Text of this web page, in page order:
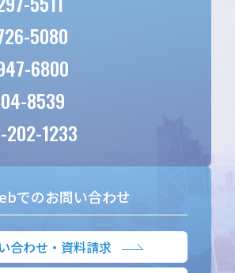
5080
6800
8539
202-1233
でのお問い合わせ
合わせ・資料請求